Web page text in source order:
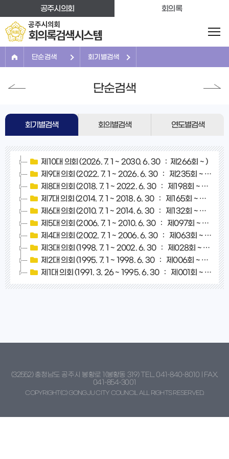
공주시의회 회의록
공주시의회
회의록검색시스템
단순검색 회기별검색
단순검색
회기별검색 회의별검색 연도별검색
제10대 의회 (2026. 7. 1 ~ 2030. 6. 30 : 제266회 ~)
제9대 의회 (2022. 7. 1 ~ 2026. 6. 30 : 제235회 ~ 제265
제8대 의회 (2018. 7. 1 ~ 2022. 6. 30 : 제198회 ~ 제234회
제7대 의회 (2014. 7. 1 ~ 2018. 6. 30 : 제165회 ~ 제197회
제6대 의회 (2010. 7. 1 ~ 2014. 6. 30 : 제132회 ~ 제164회
제5대 의회 (2006. 7. 1 ~ 2010. 6. 30 : 제097회 ~ 제131회
제4대 의회 (2002. 7. 1 ~ 2006. 6. 30 : 제063회 ~ 제096
제3대 의회 (1998. 7. 1 ~ 2002. 6. 30 : 제028회 ~ 제062
제2대 의회 (1995. 7. 1 ~ 1998. 6. 30 : 제006회 ~ 제027회
제1대 의회 (1991. 3. 26 ~ 1995. 6. 30 : 제001회 ~ 제005
(32552) 충청남도 공주시 봉황로 1(봉황동 319) TEL. 041-840-8010 | FAX.
041-854-3001
COPYRIGHT(C) GONGJU CITY COUNCIL ALL RIGHTS RESERVED.